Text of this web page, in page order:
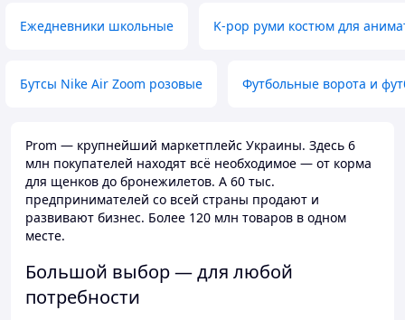
Ежедневники школьные K-pop руми костюм для
Бутсы Nike Air Zoom розовые Футбольные ворота и
Prom — крупнейший маркетплейс Украины. Здесь 6
млн покупателей находят всё необходимое — от корма
для щенков до бронежилетов. А 60 тыс.
предпринимателей со всей страны продают и
развивают бизнес. Более 120 млн товаров в одном
месте.
Большой выбор — для любой
потребности